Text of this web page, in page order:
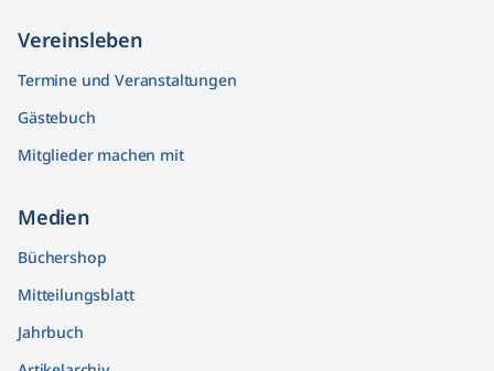
Vereinsleben
Termine und Veranstaltungen
Gästebuch
Mitglieder machen mit
Medien
Büchershop
Mitteilungsblatt
Jahrbuch